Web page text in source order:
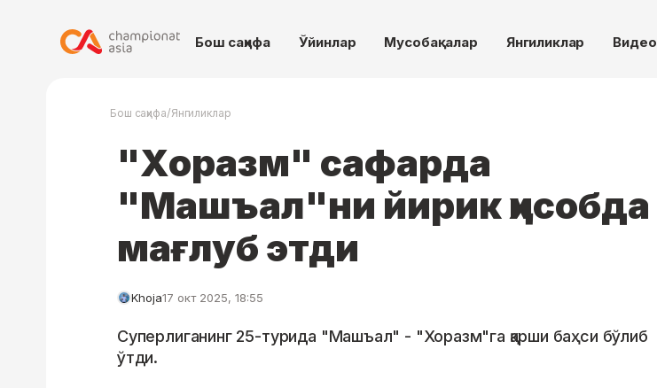
Бош саҳифа Ўйинлар Мусобақалар Янгиликлар Видео
Бош саҳифа/Янгиликлар
"Хоразм" сафарда
"Машъал"ни йирик ҳисобда
мағлуб этди
Khoja17 окт 2025, 18:55
Суперлиганинг 25-турида "Машъал" - "Хоразм"га қарши баҳси бўлиб
ўтди.